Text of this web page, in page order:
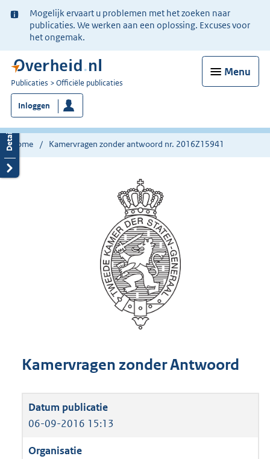
Ter
informatie:
Mogelijk ervaart u problemen met het zoeken naar
publicaties. We werken aan een oplossing. Excuses voor
het ongemak.
Menu
U
bent
nu
hier:
Publicaties Officiële publicaties
Inloggen
Home Kamervragen zonder antwoord nr. 2016Z15941
Kamervragen zonder Antwoord
06-09-2016 15:13